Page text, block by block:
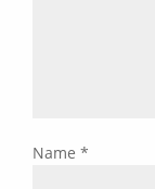
Name *